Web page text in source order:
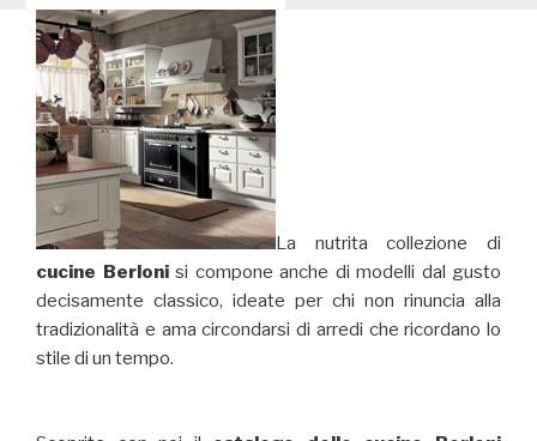
La nutrita collezione di
cucine Berlonisi compone anche di modelli dal gusto
decisamente classico, ideate per chi non rinuncia alla
tradizionalità e ama circondarsi di arredi che ricordano lo
stile di un tempo.